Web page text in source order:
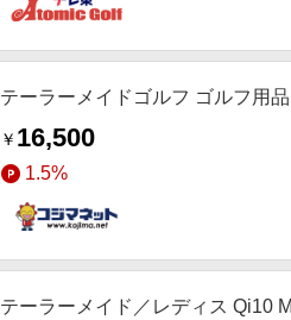
テーラーメイドゴルフ ゴルフ用
￥ 16,500
1.5%
テーラーメイド／レディス Qi10